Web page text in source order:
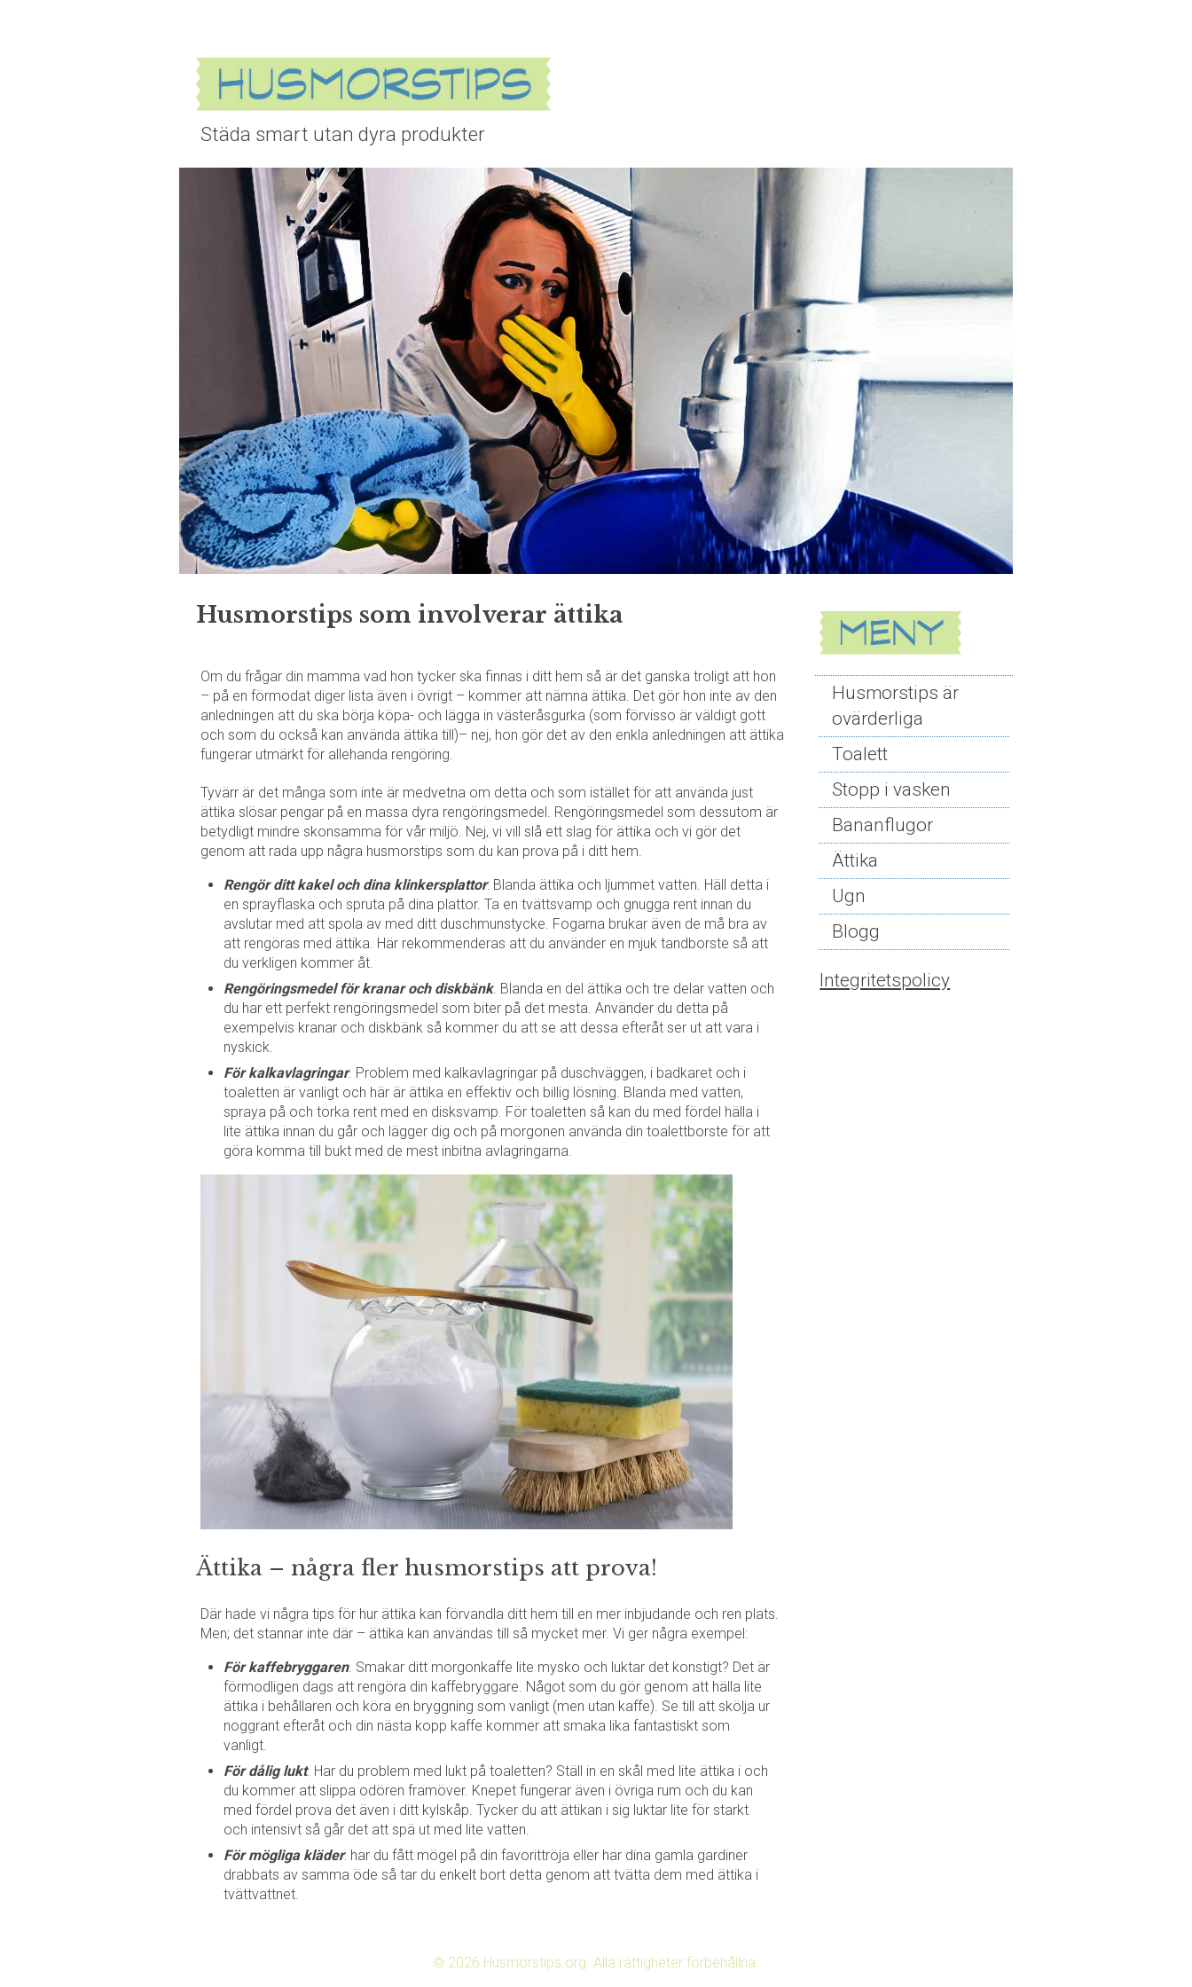
Städa smart utan dyra produkter
Husmorstips som involverar ättika
Om du frågar din mamma vad hon tycker ska finnas i ditt hem så är det ganska troligt att hon
– på en förmodat diger lista även i övrigt – kommer att nämna ättika. Det gör hon inte av den
anledningen att du ska börja köpa- och lägga in västeråsgurka (som förvisso är väldigt gott
och som du också kan använda ättika till)– nej, hon gör det av den enkla anledningen att ättika
fungerar utmärkt för allehanda rengöring.
Tyvärr är det många som inte är medvetna om detta och som istället för att använda just
ättika slösar pengar på en massa dyra rengöringsmedel. Rengöringsmedel som dessutom är
betydligt mindre skonsamma för vår miljö. Nej, vi vill slå ett slag för ättika och vi gör det
genom att rada upp några husmorstips som du kan prova på i ditt hem.
Rengör ditt kakel och dina klinkersplattor: Blanda ättika och ljummet vatten. Häll detta i
en sprayflaska och spruta på dina plattor. Ta en tvättsvamp och gnugga rent innan du
avslutar med att spola av med ditt duschmunstycke. Fogarna brukar även de må bra av
att rengöras med ättika. Här rekommenderas att du använder en mjuk tandborste så att
du verkligen kommer åt.
Rengöringsmedel för kranar och diskbänk. Blanda en del ättika och tre delar vatten och
du har ett perfekt rengöringsmedel som biter på det mesta. Använder du detta på
exempelvis kranar och diskbänk så kommer du att se att dessa efteråt ser ut att vara i
nyskick.
För kalkavlagringar. Problem med kalkavlagringar på duschväggen, i badkaret och i
toaletten är vanligt och här är ättika en effektiv och billig lösning. Blanda med vatten,
spraya på och torka rent med en disksvamp. För toaletten så kan du med fördel hälla i
lite ättika innan du går och lägger dig och på morgonen använda din toalettborste för att
göra komma till bukt med de mest inbitna avlagringarna.
Ättika – några fler husmorstips att prova!
Där hade vi några tips för hur ättika kan förvandla ditt hem till en mer inbjudande och ren plats.
Men; det stannar inte där – ättika kan användas till så mycket mer. Vi ger några exempel:
För kaffebryggaren. Smakar ditt morgonkaffe lite mysko och luktar det konstigt? Det är
förmodligen dags att rengöra din kaffebryggare. Något som du gör genom att hälla lite
ättika i behållaren och köra en bryggning som vanligt (men utan kaffe). Se till att skölja ur
noggrant efteråt och din nästa kopp kaffe kommer att smaka lika fantastiskt som
vanligt.
För dålig lukt. Har du problem med lukt på toaletten? Ställ in en skål med lite ättika i och
du kommer att slippa odören framöver. Knepet fungerar även i övriga rum och du kan
med fördel prova det även i ditt kylskåp. Tycker du att ättikan i sig luktar lite för starkt
och intensivt så går det att spä ut med lite vatten.
För mögliga kläder: har du fått mögel på din favorittröja eller har dina gamla gardiner
drabbats av samma öde så tar du enkelt bort detta genom att tvätta dem med ättika i
tvättvattnet.
Husmorstips är
ovärderliga
Toalett
Stopp i vasken
Bananflugor
Ättika
Ugn
Blogg
Integritetspolicy
© 2026 Husmorstips.org. Alla rättigheter förbehållna.